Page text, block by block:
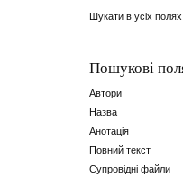
Шукати в усіх полях
Пошукові
Автори
Назва
Анотація
Повний текст
Супровідні файли